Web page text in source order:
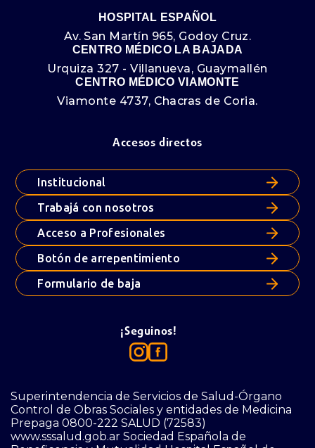
HOSPITAL ESPAÑOL
Av. San Martín 965, Godoy Cruz.
CENTRO MÉDICO LA BAJADA
Urquiza 327 - Villanueva, Guaymallén
CENTRO MÉDICO VIAMONTE
Viamonte 4737, Chacras de Coria.
Accesos directos
Institucional
Trabajá con nosotros
Acceso a Profesionales
Botón de arrepentimiento
Formulario de baja
¡Seguinos!
Superintendencia de Servicios de Salud-Órgano
Control de Obras Sociales y entidades de Medicina
Prepaga 0800-222 SALUD (72583)
www.sssalud.gob.ar Sociedad Española de